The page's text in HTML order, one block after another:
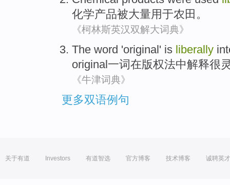
化学产品被大量用于农田 。
《柯林斯英汉双解大词典》
The word 'original' is liberally
original一词在版权法中解释很
《牛津词典》
更多双语例句
关于有道 Investors 有道智选 官方博客 技术博客 诚聘英才